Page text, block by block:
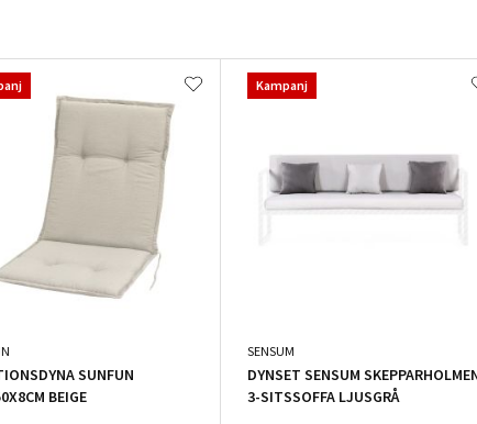
SUNFUN
BEIGE
Kampanj
SENSUM
DYNSET SENSUM
3-SITSSOFFA LJUSGRÅ